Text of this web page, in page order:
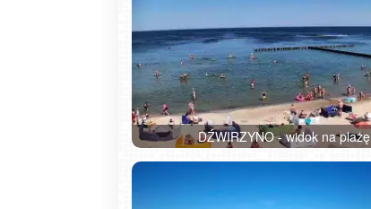
DŹWIRZYNO - widok na plażę